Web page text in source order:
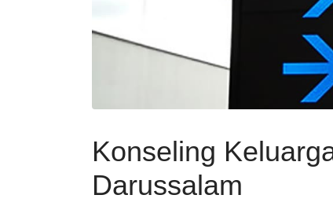
Konseling
Darussalam